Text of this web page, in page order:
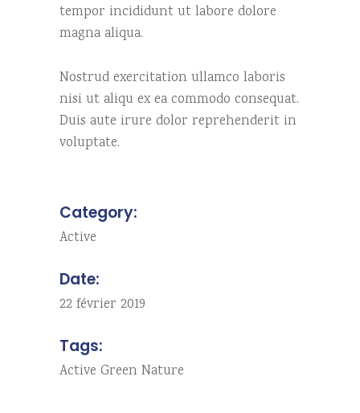
tempor incididunt ut labore dolore
magna aliqua.
Nostrud exercitation ullamco laboris
nisi ut aliqu ex ea commodo consequat.
Duis aute irure dolor reprehenderit in
voluptate.
Category:
Active
Date:
22 février 2019
Tags:
Active Green Nature